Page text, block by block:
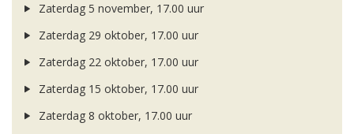
Zaterdag 5 november, 17.00 uur
Zaterdag 29 oktober, 17.00 uur
Zaterdag 22 oktober, 17.00 uur
Zaterdag 15 oktober, 17.00 uur
Zaterdag 8 oktober, 17.00 uur